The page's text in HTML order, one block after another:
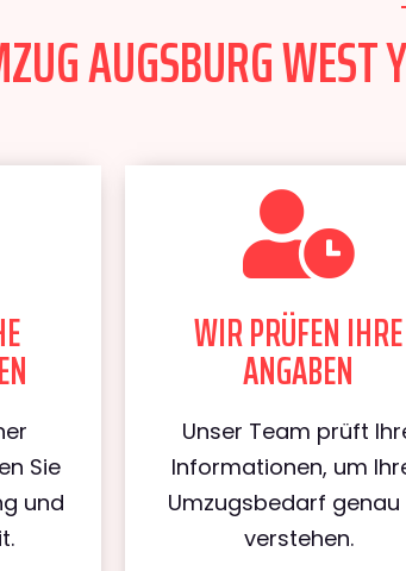
AUGSBURG WEST
Sie
und
WIR PRÜFEN IHRE
ANGABEN
Unser Team prüft
Informationen, um
Umzugsbedarf genau
verstehen.